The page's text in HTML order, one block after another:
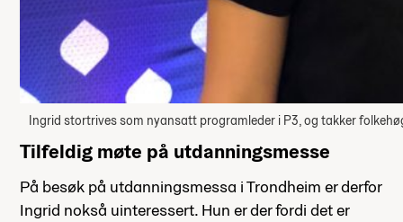
Ingrid stortrives som nyansatt programleder i P3, og takker
Tilfeldig møte på utdanningsmesse
På besøk på utdanningsmessa i Trondheim er derfor
Ingrid nokså uinteressert. Hun er der fordi det er